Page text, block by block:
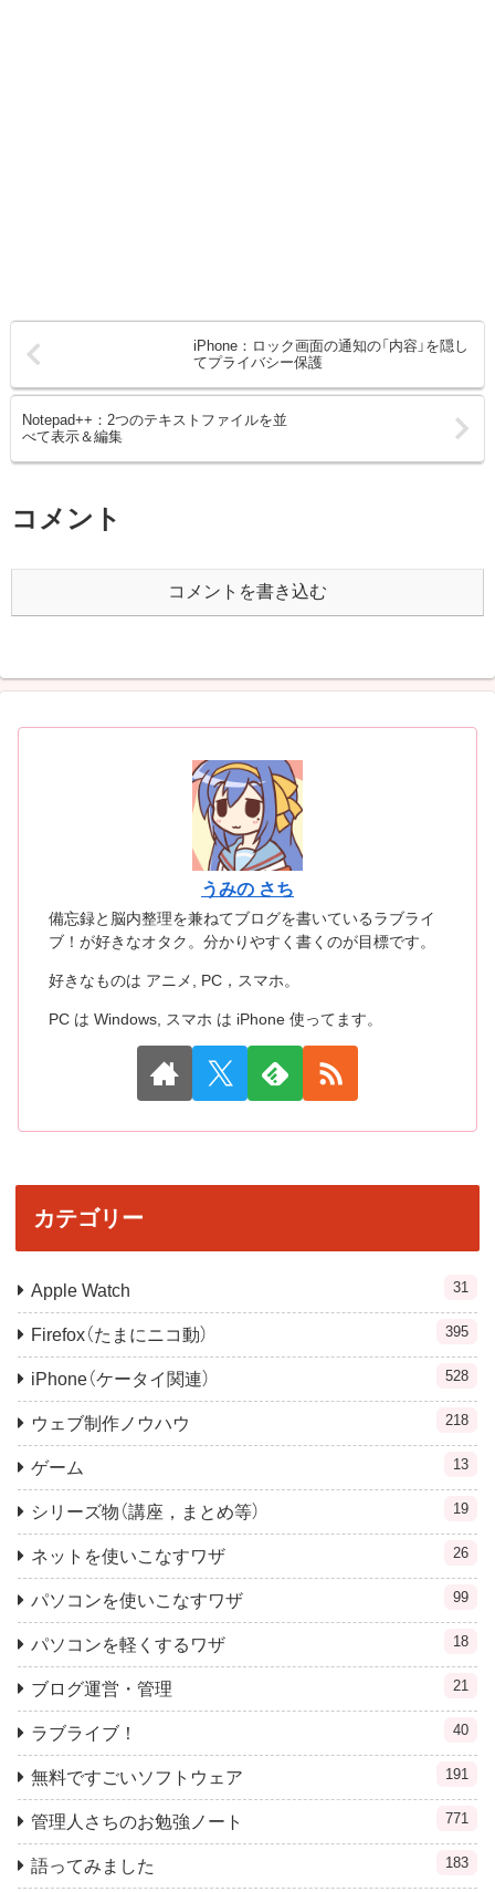
iPhone：ロック画面の通知の「内容」を隠し
てプライバシー保護
Notepad++：2つのテキストファイルを並
べて表示＆編集
コメント
コメントを書き込む
うみの さち
備忘録と脳内整理を兼ねてブログを書いているラブライ
ブ！が好きなオタク。分かりやすく書くのが目標です。
好きなものは アニメ, PC，スマホ。
PC は Windows, スマホ は iPhone 使ってます。
カテゴリー
Apple Watch 31
Firefox（たまにニコ動） 395
iPhone（ケータイ関連） 528
ウェブ制作ノウハウ 218
ゲーム 13
シリーズ物（講座，まとめ等） 19
ネットを使いこなすワザ 26
パソコンを使いこなすワザ 99
パソコンを軽くするワザ 18
ブログ運営・管理 21
ラブライブ！ 40
無料ですごいソフトウェア 191
管理人さちのお勉強ノート 771
語ってみました 183